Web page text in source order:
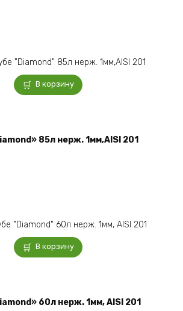
В корзину
85л нерж. 1мм,AISI 201
В корзину
60л нерж. 1мм, AISI 201